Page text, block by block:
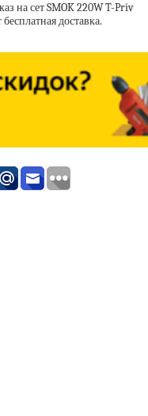
на сет SMOK 220W T-Priv
доставка.